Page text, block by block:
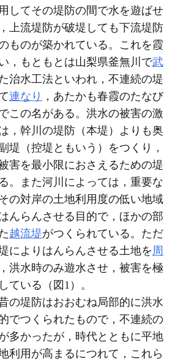
してその堤防の間で水を遊ばせ
上流堤防が破堤しても下流堤防
ものが築かれている。これを霞
，もともとは山梨県釜無川で武
治水工法といわれ，不連続の堤
連なり ，あたかも春霞のたなび
この名がある。洪水の被害の激
，幹川の堤防（本堤）よりも奥
堤（控堤ともいう）をつくり，
害を最小限におさえるための堤
。また河川によっては，重要な
の対岸の土地利用度の低い地域
んらんさせる目的で，ほかの部
越流堤がつくられている。ただ
によりはんらんさせる土地を 周
洪水時のみ遊水させ，被害を極
ている（図1）。
の堤防はおおむね局部的に洪水
でつくられたもので，不連続の
多かったが，時代とともに平地
利用が高まるにつれて，これら